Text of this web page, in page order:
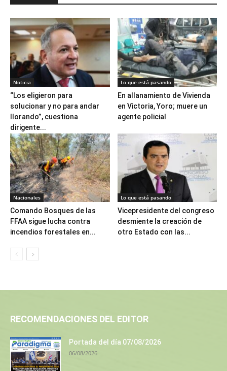
Noticia
“Los eligieron para
solucionar y no para andar
llorando”, cuestiona
dirigente...
Lo que está pasando
En allanamiento de Vivienda
en Victoria, Yoro; muere un
agente policial
Nacionales
Comando Bosques de las
FFAA sigue lucha contra
incendios forestales en...
Lo que está pasando
Vicepresidente del congreso
desmiente la creación de
otro Estado con las...
RECOMENDACIONES DEL EDITOR
Portada del día 07/08/2026
06/08/2026